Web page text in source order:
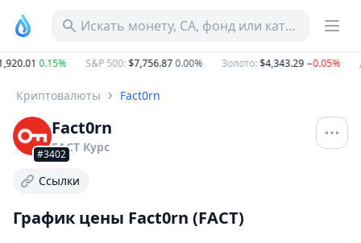
Искать монету, CA, фонд или категорию
0.15% S&P 500:$7,756.870.00% Золото:$4,343.29−0.05%
Криптовалюты Fact0rn
#3402
Fact0rn
FACT Курс
Ссылки
График цены Fact0rn (FACT)